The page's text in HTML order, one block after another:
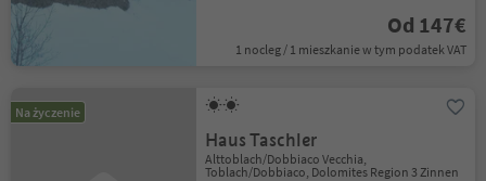
Od 147€
1 nocleg / 1 mieszkanie w tym podatek VAT
Na życzenie
Haus Taschler
Alttoblach/Dobbiaco Vecchia,
Toblach/Dobbiaco, Dolomites Region 3 Zinnen